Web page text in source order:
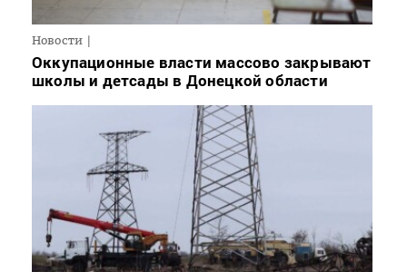
Новости
Оккупационные власти массово закрывают
школы и детсады в Донецкой области